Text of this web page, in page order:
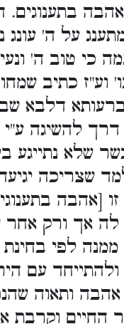
בתענוגים.
על ה'
כי טוב ה'
וע"ז כתיב
דלבא
דרך להשיגה
שלא
שצריכה
[אהבה
לה אך ורק אחר
לפי
ולהתייחד עם
ותאוה
וקרבת